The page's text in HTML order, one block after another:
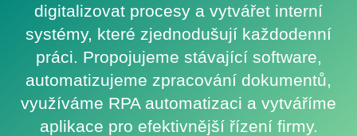
digitalizovat procesy a vytvářet interní
systémy, které zjednodušují každodenní
práci. Propojujeme stávající software,
automatizujeme zpracování dokumentů,
využíváme RPA automatizaci a vytváříme
aplikace pro efektivnější řízení firmy.